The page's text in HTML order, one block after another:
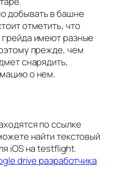
добывать в башне
отметить, что
имеют разные
прежде, чем
снарядить,
о нем.
по ссылке
найти текстовый
iOS на testflight.
drive разработчика